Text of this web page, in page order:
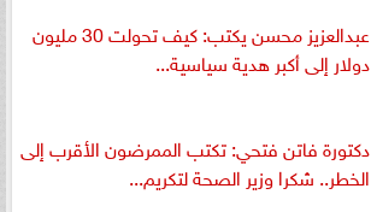
عبدالعزيز محسن يكتب: كيف تحولت 30 مليون
دولار إلى أكبر هدية سياسية...
دكتورة فاتن فتحي: تكتب الممرضون الأقرب إلى
الخطر.. شكرا وزير الصحة لتكريم...